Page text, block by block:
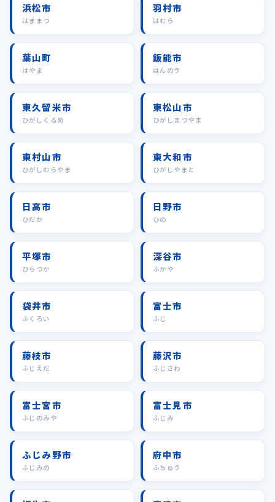
浜松市
はままつ
羽村市
はむら
葉山町
はやま
飯能市
はんのう
東久留米市
ひがしくるめ
東松山市
ひがしまつやま
東村山市
ひがしむらやま
東大和市
ひがしやまと
日高市
ひだか
日野市
ひの
平塚市
ひらつか
深谷市
ふかや
袋井市
ふくろい
富士市
ふじ
藤枝市
ふじえだ
藤沢市
ふじさわ
富士宮市
ふじのみや
富士見市
ふじみ
ふじみ野市
ふじみの
府中市
ふちゅう